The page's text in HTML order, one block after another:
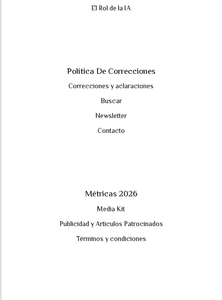
El Rol de la IA
Política De Correcciones
Correcciones y aclaraciones
Buscar
Newsletter
Contacto
Métricas 2026
Media Kit
Publicidad y Artículos Patrocinados
Términos y condiciones